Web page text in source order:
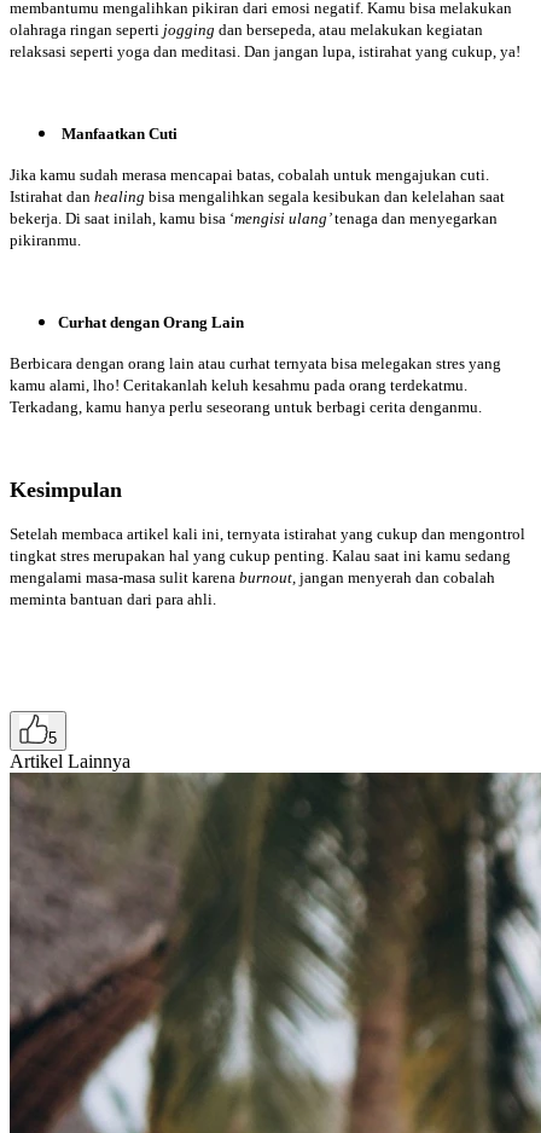
membantumu mengalihkan pikiran dari emosi negatif. Kamu bisa melakukan
olahraga ringan seperti jogging dan bersepeda, atau melakukan kegiatan
relaksasi seperti yoga dan meditasi. Dan jangan lupa, istirahat yang cukup, ya!
Manfaatkan Cuti
Jika kamu sudah merasa mencapai batas, cobalah untuk mengajukan cuti.
Istirahat dan healing bisa mengalihkan segala kesibukan dan kelelahan saat
bekerja. Di saat inilah, kamu bisa ‘mengisi ulang’tenaga dan menyegarkan
pikiranmu.
Curhat dengan Orang Lain
Berbicara dengan orang lain atau curhat ternyata bisa melegakan stres yang
kamu alami, lho! Ceritakanlah keluh kesahmu pada orang terdekatmu.
Terkadang, kamu hanya perlu seseorang untuk berbagi cerita denganmu.
Kesimpulan
Setelah membaca artikel kali ini, ternyata istirahat yang cukup dan mengontrol
tingkat stres merupakan hal yang cukup penting. Kalau saat ini kamu sedang
mengalami masa-masa sulit karena burnout, jangan menyerah dan cobalah
meminta bantuan dari para ahli.
5
Artikel Lainnya